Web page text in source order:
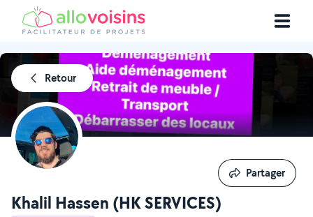
Retour
Khalil Hassen (HK SERVICES)
Partager
Partager